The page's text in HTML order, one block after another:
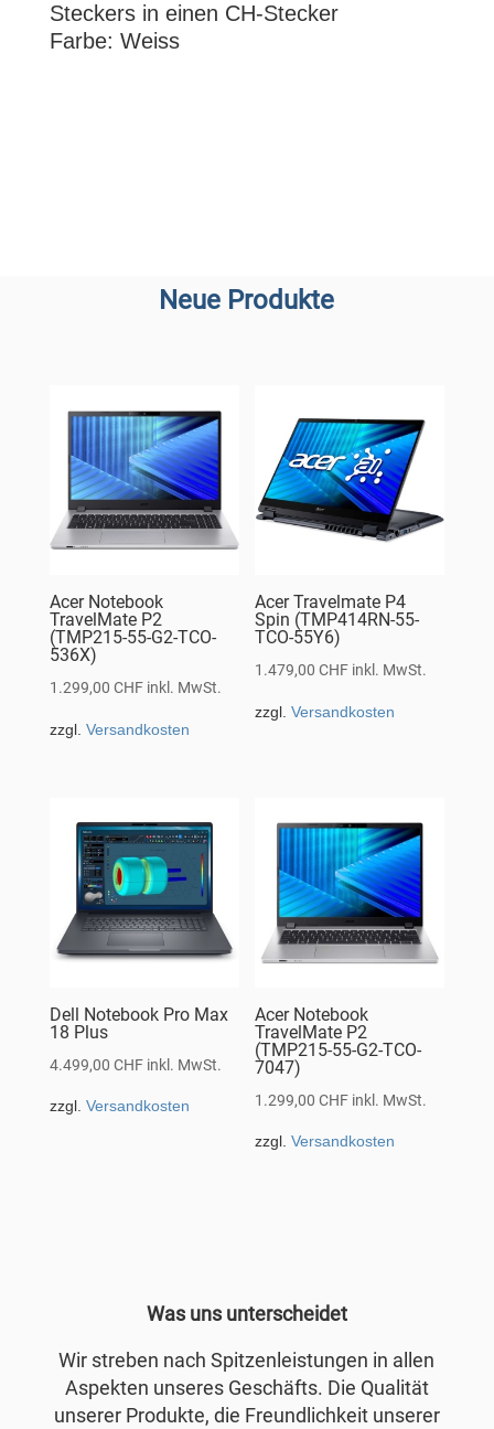
Steckers in einen CH-Stecker
Farbe: Weiss
Neue Produkte
Acer Notebook
TravelMate P2
(TMP215-55-G2-TCO-
536X)
1.299,00 CHF inkl. MwSt.
zzgl. Versandkosten
Acer Travelmate P4
Spin (TMP414RN-55-
TCO-55Y6)
1.479,00CHF inkl. MwSt.
zzgl.Versandkosten
Dell Notebook Pro Max
18 Plus
4.499,00 CHF inkl. MwSt.
zzgl. Versandkosten
Acer Notebook
TravelMate P2
(TMP215-55-G2-TCO-
7047)
1.299,00CHF inkl. MwSt.
zzgl.Versandkosten
Was uns unterscheidet
Wir streben nach Spitzenleistungen in allen
Aspekten unseres Geschäfts. Die Qualität
unserer Produkte, die Freundlichkeit unserer